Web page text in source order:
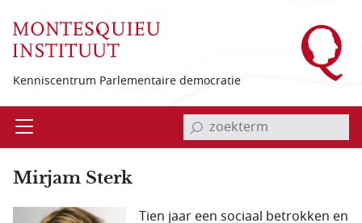
Kenniscentrum Parlementaire democratie
Open invoerveld zoekterm
Mirjam Sterk
Tien jaar een sociaal betrokken en